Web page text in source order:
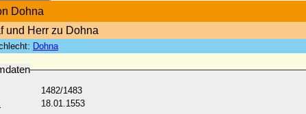
Dohna
und Herr zu Dohna
Dohna
1482/1483
18.01.1553